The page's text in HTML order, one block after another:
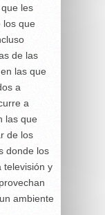
les
los que
de las
las que
a
a
las que
de los
donde los
televisión y
ambiente